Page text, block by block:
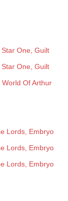
One, Guilt
One, Guilt
Of Arthur
Lords, Embryo
Lords, Embryo
Lords, Embryo